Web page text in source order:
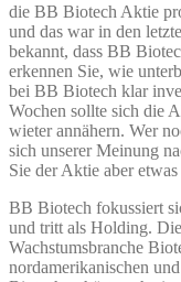
die BB Biotech Aktie
und das war in den
bekannt, dass BB
erkennen Sie, wie
bei BB Biotech klar
Wochen sollte sich die
wieter annähern. Wer
sich unserer Meinung
Sie der Aktie aber
BB Biotech fokussiert
und tritt als Holding.
Wachstumsbranche
nordamerikanischen